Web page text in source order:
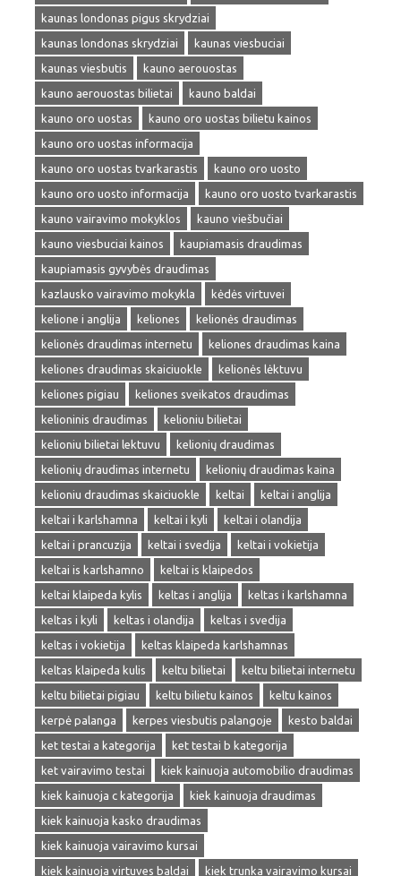
kaunas londonas pigus skrydziai
kaunas londonas skrydziai
kaunas viesbuciai
kaunas viesbutis
kauno aerouostas
kauno aerouostas bilietai
kauno baldai
kauno oro uostas
kauno oro uostas bilietu kainos
kauno oro uostas informacija
kauno oro uostas tvarkarastis
kauno oro uosto
kauno oro uosto informacija
kauno oro uosto tvarkarastis
kauno vairavimo mokyklos
kauno viešbučiai
kauno viesbuciai kainos
kaupiamasis draudimas
kaupiamasis gyvybės draudimas
kazlausko vairavimo mokykla
kėdės virtuvei
kelione i anglija
keliones
kelionės draudimas
kelionės draudimas internetu
keliones draudimas kaina
keliones draudimas skaiciuokle
kelionės lėktuvu
keliones pigiau
keliones sveikatos draudimas
kelioninis draudimas
kelioniu bilietai
kelioniu bilietai lektuvu
kelionių draudimas
kelionių draudimas internetu
kelionių draudimas kaina
kelioniu draudimas skaiciuokle
keltai
keltai i anglija
keltai i karlshamna
keltai i kyli
keltai i olandija
keltai i prancuzija
keltai i svedija
keltai i vokietija
keltai is karlshamno
keltai is klaipedos
keltai klaipeda kylis
keltas i anglija
keltas i karlshamna
keltas i kyli
keltas i olandija
keltas i svedija
keltas i vokietija
keltas klaipeda karlshamnas
keltas klaipeda kulis
keltu bilietai
keltu bilietai internetu
keltu bilietai pigiau
keltu bilietu kainos
keltu kainos
kerpė palanga
kerpes viesbutis palangoje
kesto baldai
ket testai a kategorija
ket testai b kategorija
ket vairavimo testai
kiek kainuoja automobilio draudimas
kiek kainuoja c kategorija
kiek kainuoja draudimas
kiek kainuoja kasko draudimas
kiek kainuoja vairavimo kursai
kiek kainuoja virtuves baldai
kiek trunka vairavimo kursai